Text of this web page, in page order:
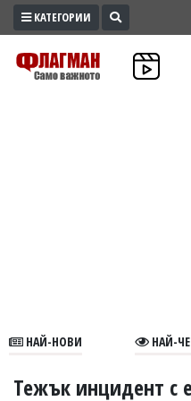
ПРОМО
ЗОНА
В
КАТЕГОРИИ
НАЙ-НОВИ НАЙ-
Тежък инцидент с